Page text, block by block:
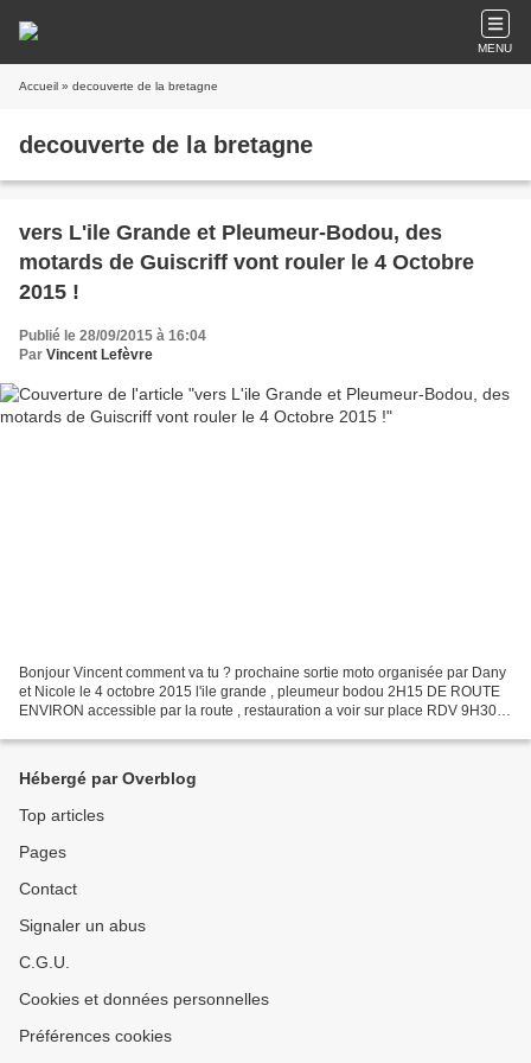
MENU
Accueil » decouverte de la bretagne
decouverte de la bretagne
vers L'ile Grande et Pleumeur-Bodou, des
motards de Guiscriff vont rouler le 4 Octobre
2015 !
Publié le 28/09/2015 à 16:04
Par Vincent Lefèvre
Bonjour Vincent comment va tu ? prochaine sortie moto organisée par Dany
et Nicole le 4 octobre 2015 l'ile grande , pleumeur bodou 2H15 DE ROUTE
ENVIRON accessible par la route , restauration a voir sur place RDV 9H30
Hébergé par Overblog
Top articles
Pages
Contact
Signaler un abus
C.G.U.
Cookies et données personnelles
Préférences cookies